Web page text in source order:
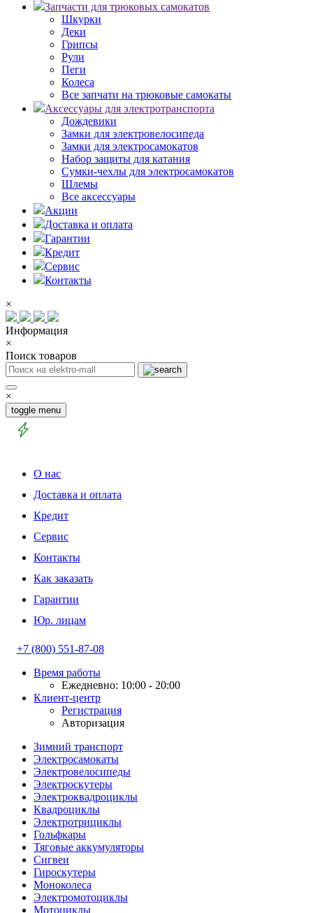
Запчасти для трюковых самокатов
Шкурки
Деки
Грипсы
Рули
Пеги
Колеса
Все запчати на трюковые самокаты
Аксессуары для электротранспорта
Дождевики
Замки для электровелосипеда
Замки для электросамокатов
Набор защиты для катания
Сумки-чехлы для электросамокатов
Шлемы
Все аксессуары
Акции
Доставка и оплата
Гарантии
Кредит
Сервис
Контакты
×
Информация
×
Поиск товаров
×
toggle menu
О нас
Доставка и оплата
Кредит
Сервис
Контакты
Как заказать
Гарантии
Юр. лицам
+7 (800) 551-87-08
Время работы
Ежедневно: 10:00 - 20:00
Клиент-центр
Регистрация
Авторизация
Зимний транспорт
Электросамокаты
Электровелосипеды
Электроскутеры
Электроквадроциклы
Квадроциклы
Электротрициклы
Гольфкары
Тяговые аккумуляторы
Сигвеи
Гироскутеры
Моноколеса
Электромотоциклы
Мотоциклы